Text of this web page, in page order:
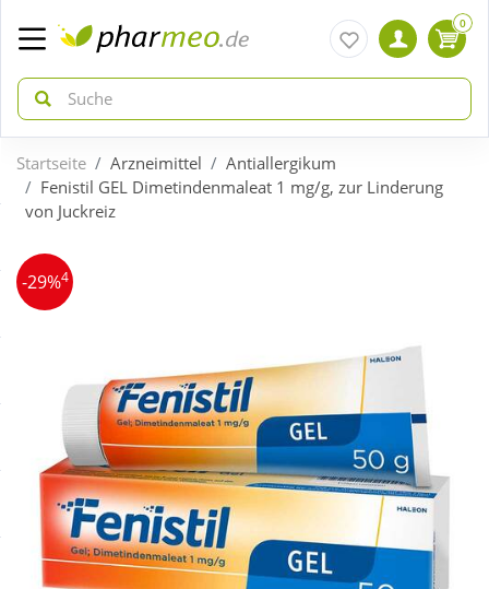
zurück
Aktuelle Coupons
Neuheiten
Sale
Schnäppchen
zurück
Arzneimittel
Diabetes
Körperpflege & Kosmetik
Liebe & Erotik
0
Startseite Arzneimittel
Antiallergikum
Fenistil GEL Dimetindenmaleat 1 mg/g, zur Linderung
von Juckreiz
-29%4